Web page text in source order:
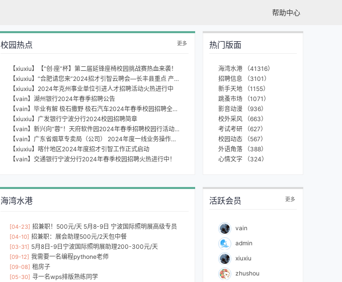
帮助中心
校园热点 更多
【xiuxiu】【“创·座”杯】第二届延锋座椅校园挑战赛热血来袭！
【xiuxiu】“合肥请您来”2024招才引智云聘会—长丰县重点 产业链专场
【xiuxiu】2024年克州事业单位引进人才招聘活动火热进行中
【vain】湖州银行2024年春季招聘公告
【vain】毕业有解 极石撒野 极石汽车2024年春季校园招聘全面启动
【xiuxiu】广发银行宁波分行2024校园招聘简章
【vain】新兴向“蓉”！天府软件园2024年春季招聘校园行活动盛大启幕！
【vain】广东省烟草专卖局（公司） 2024年度一线业务操作岗位招聘公告
【xiuxiu】喀什地区2024年度招才引智工作正式启动
【vain】交通银行宁波分行2024年春季校园招聘火热进行中！
海湾水港
[04-23] 招兼职！500元/天 5月8-9日 宁波国际照明展高级专员
[04-10] 招兼职：展会助理500元/2天包中餐
[03-31] 5月8日-9日宁波国际照明展助理200-300元/天
[09-12] 我需要一名编程pythone老师
[09-08] 租房子
[05-30] 寻一名wps排版熟练同学
热门版面
海湾水港 （41316）
招聘信息 （3101）
新手天地 （1155）
跳蚤市场 （1071）
影音动漫 （936）
校外采风 （663）
考试考研 （627）
校园动态 （567）
外语角落 （388）
心情文字 （324）
活跃会员 更多
vain
admin
xiuxiu
zhushou